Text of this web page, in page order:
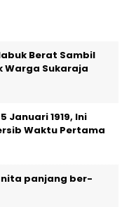
Berat Sambil
Warga Sukaraja
Januari 1919, Ini
Waktu Pertama
panjang ber-